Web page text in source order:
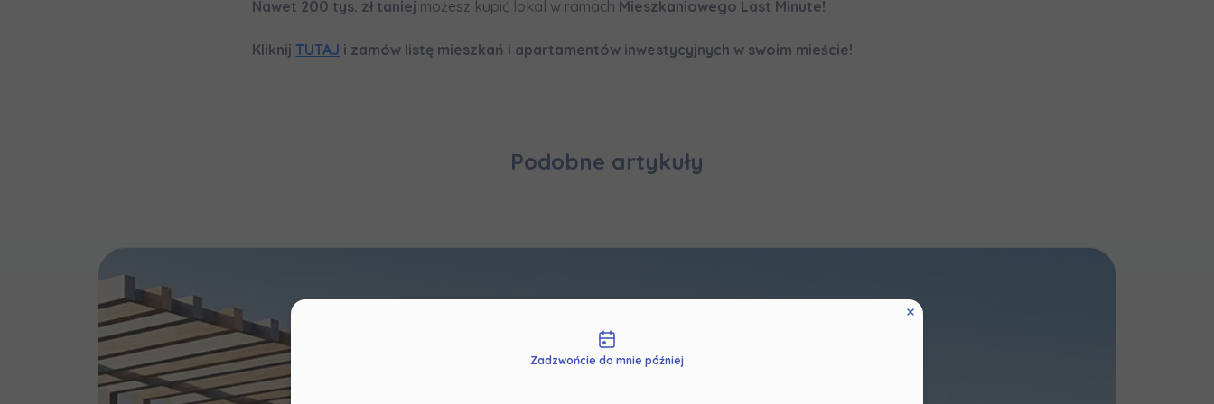
Nawet 200 tys. zł taniej możesz kupić lokal w ramach Mieszkaniowego Last Minute!
Kliknij TUTAJ i zamów listę mieszkań i apartamentów inwestycyjnych w swoim mieście!
Podobne artykuły
Wyrażam zgodę na otrzymywanie informacji handlowych od...
Skontaktuj się z nami
Zadzwońcie do mnie później